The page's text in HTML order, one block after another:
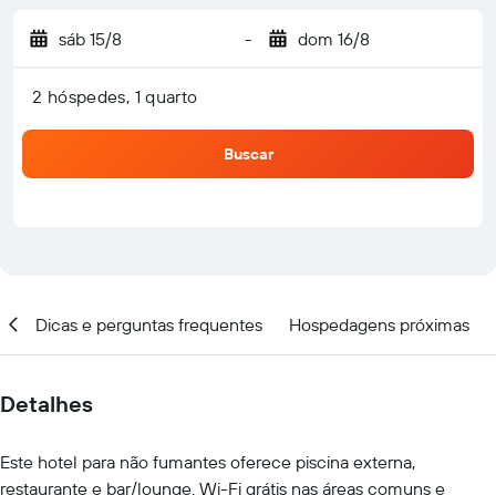
sáb 15/8 - dom 16/8
2 hóspedes, 1 quarto
Buscar
Dicas e perguntas frequentes Hospedagens próximas
Detalhes
Este hotel para não fumantes oferece piscina externa,
restaurante e bar/lounge. Wi-Fi grátis nas áreas comuns e